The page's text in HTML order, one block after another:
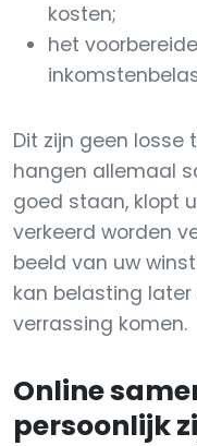
kosten;
het
Dit zijn geen losse
hangen allemaal
goed staan, klopt
verkeerd worden
beeld van uw
kan belasting
verrassing komen.
Online
persoonlijk